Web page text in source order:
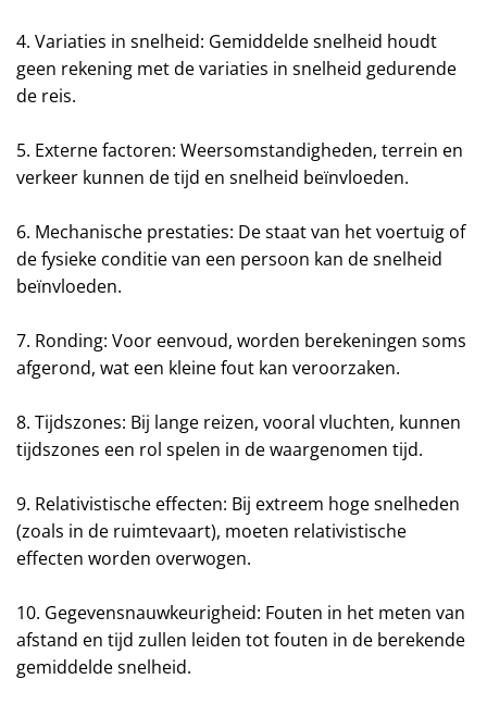
4. Variaties in snelheid: Gemiddelde snelheid houdt
geen rekening met de variaties in snelheid gedurende
de reis.
5. Externe factoren: Weersomstandigheden, terrein en
verkeer kunnen de tijd en snelheid beïnvloeden.
6. Mechanische prestaties: De staat van het voertuig of
de fysieke conditie van een persoon kan de snelheid
beïnvloeden.
7. Ronding: Voor eenvoud, worden berekeningen soms
afgerond, wat een kleine fout kan veroorzaken.
8. Tijdszones: Bij lange reizen, vooral vluchten, kunnen
tijdszones een rol spelen in de waargenomen tijd.
9. Relativistische effecten: Bij extreem hoge snelheden
(zoals in de ruimtevaart), moeten relativistische
effecten worden overwogen.
10. Gegevensnauwkeurigheid: Fouten in het meten van
afstand en tijd zullen leiden tot fouten in de berekende
gemiddelde snelheid.